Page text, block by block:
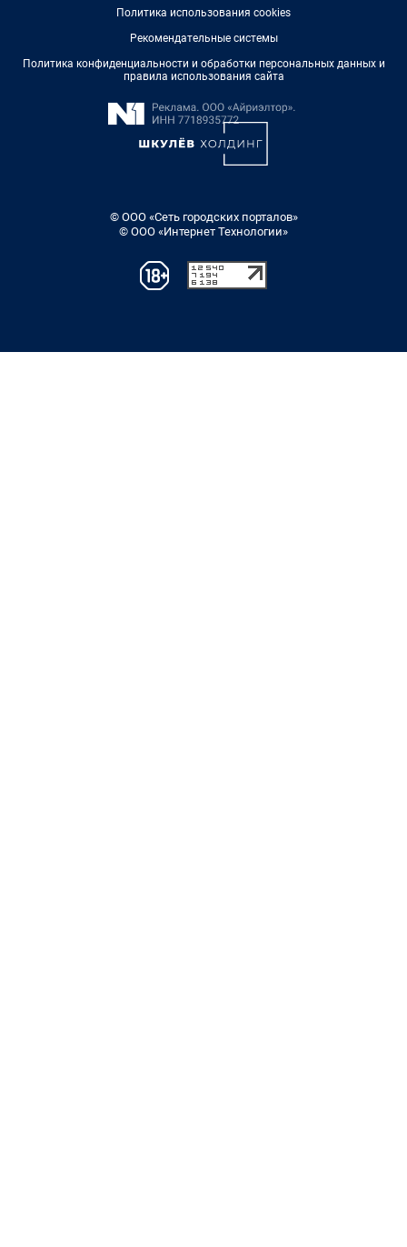
Политика использования cookies
Рекомендательные системы
Политика конфиденциальности и обработки персональных данных и
правила использования сайта
© ООО «Сеть городских порталов»
© ООО «Интернет Технологии»